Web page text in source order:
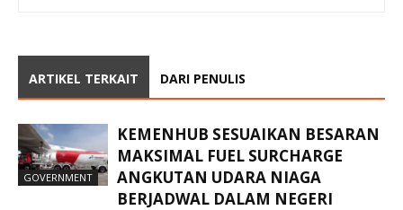
ARTIKEL TERKAIT DARI PENULIS
GOVERNMENT
KEMENHUB SESUAIKAN BESARAN
MAKSIMAL FUEL SURCHARGE
ANGKUTAN UDARA NIAGA
BERJADWAL DALAM NEGERI